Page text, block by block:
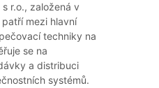
s r.o., založená v
mezi hlavní
techniky na
se na
a distribuci
systémů.